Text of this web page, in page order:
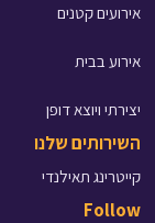
אירועים קטנים
אירוע בבית
יצירתי ויוצא דופן
השירותים שלנו
קייטרינג תאילנדי
Follow